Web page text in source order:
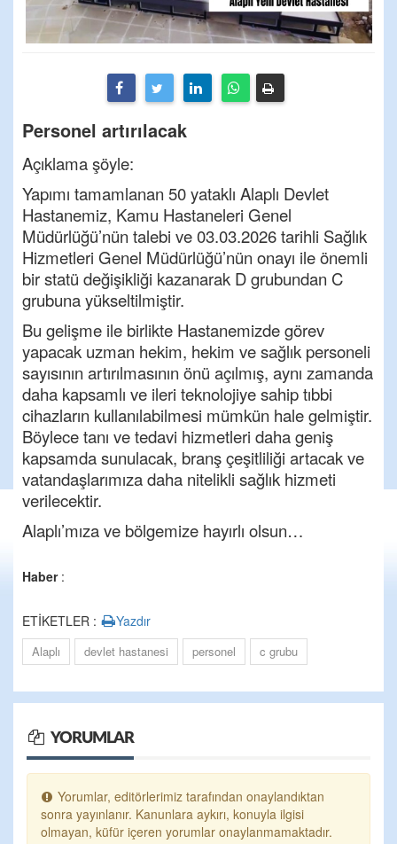
Personel artırılacak
Açıklama şöyle:
Yapımı tamamlanan 50 yataklı Alaplı Devlet
Hastanemiz, Kamu Hastaneleri Genel
Müdürlüğü’nün talebi ve 03.03.2026 tarihli Sağlık
Hizmetleri Genel Müdürlüğü’nün onayı ile önemli
bir statü değişikliği kazanarak D grubundan C
grubuna yükseltilmiştir.
Bu gelişme ile birlikte Hastanemizde görev
yapacak uzman hekim, hekim ve sağlık personeli
sayısının artırılmasının önü açılmış, aynı zamanda
daha kapsamlı ve ileri teknolojiye sahip tıbbi
cihazların kullanılabilmesi mümkün hale gelmiştir.
Böylece tanı ve tedavi hizmetleri daha geniş
kapsamda sunulacak, branş çeşitliliği artacak ve
vatandaşlarımıza daha nitelikli sağlık hizmeti
verilecektir.
Alaplı’mıza ve bölgemize hayırlı olsun…
Haber:
ETİKETLER : Yazdır
Alaplı devlet hastanesi personel c grubu
YORUMLAR
Yorumlar, editörlerimiz tarafından onaylandıktan
sonra yayınlanır. Kanunlara aykırı, konuyla ilgisi
olmayan, küfür içeren yorumlar onaylanmamaktadır.